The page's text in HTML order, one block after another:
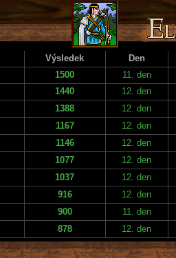
Výsledek
Den
1500
11. den
1440
12. den
1388
12. den
1167
12. den
1146
12. den
1077
12. den
1037
12. den
916
12. den
900
11. den
878 12. den